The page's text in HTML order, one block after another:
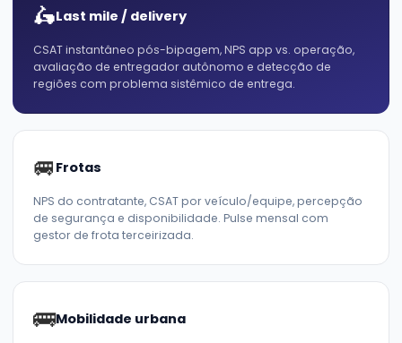
🛵Last mile / delivery
CSAT instantâneo pós-bipagem, NPS app vs. operação,
avaliação de entregador autônomo e detecção de
regiões com problema sistêmico de entrega.
🚐 Frotas
NPS do contratante, CSAT por veículo/equipe, percepção
de segurança e disponibilidade. Pulse mensal com
gestor de frota terceirizada.
🚌Mobilidade urbana